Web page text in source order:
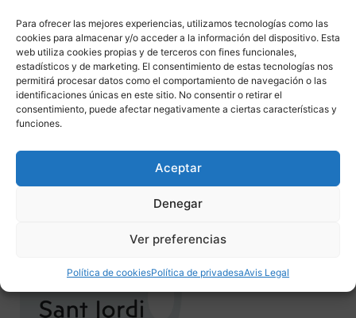
Para ofrecer las mejores experiencias, utilizamos tecnologías como las
cookies para almacenar y/o acceder a la información del dispositivo. Esta
web utiliza cookies propias y de terceros con fines funcionales,
estadísticos y de marketing. El consentimiento de estas tecnologías nos
permitirá procesar datos como el comportamiento de navegación o las
identificaciones únicas en este sitio. No consentir o retirar el
consentimiento, puede afectar negativamente a ciertas características y
funciones.
Aceptar
Denegar
Ver preferencias
Política de cookiesPolítica de privadesaAvis Legal
Felicitats Jordi, Jordina, Georgina, Gina,..